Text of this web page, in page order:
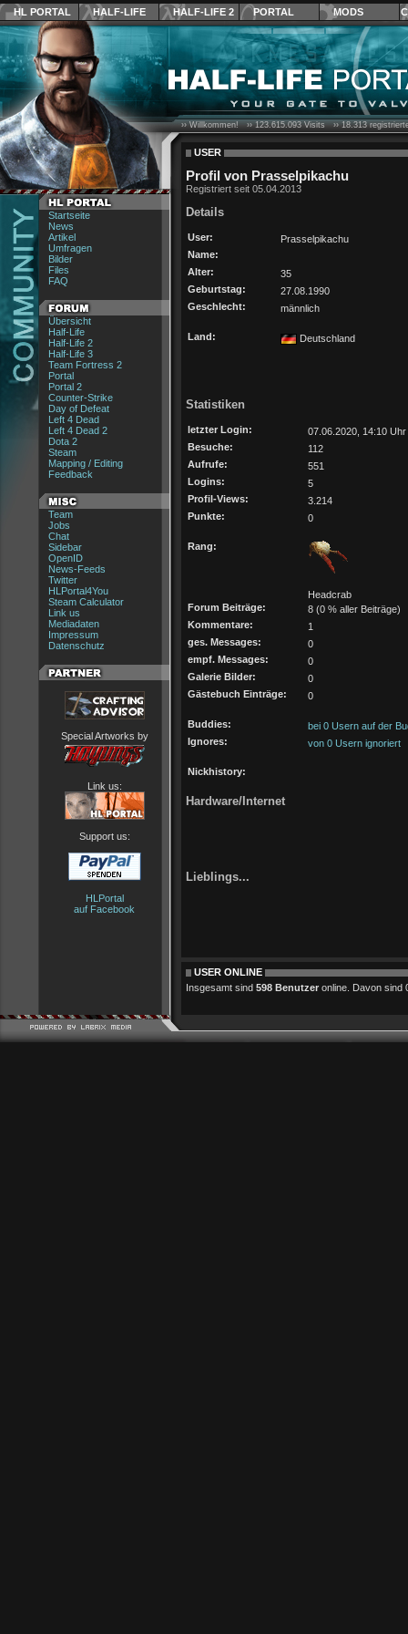
HL PORTAL HALF-LIFE HALF-LIFE 2 PORTAL MODS
Startseite
News
Artikel
Umfragen
Bilder
Files
FAQ
Übersicht
Half-Life
Half-Life 2
Half-Life 3
Team Fortress 2
Portal
Portal 2
Counter-Strike
Day of Defeat
Left 4 Dead
Left 4 Dead 2
Dota 2
Steam
Mapping / Editing
Feedback
Team
Jobs
Chat
Sidebar
OpenID
News-Feeds
Twitter
HLPortal4You
Steam Calculator
Link us
Mediadaten
Impressum
Datenschutz
Special Artworks by
Link us:
Support us:
HLPortal
auf Facebook
›› Willkommen! ››123.615.093Visits ››18.313
USER
Profil von Prasselpikachu
Registriert seit 05.04.2013
Details
User:
Prasselpikachu
Name:
Alter:
35
Geburtstag:
27.08.1990
Geschlecht:
männlich
Land: Deutschland
Statistiken
letzter Login:
07.06.2020, 14:10 Uhr
Besuche:
112
Aufrufe:
551
Logins:
5
Profil-Views:
3.214
Punkte:
0
Rang:
Headcrab
Forum Beiträge:
8 (0 % aller Beiträge)
Kommentare:
1
ges. Messages:
0
empf. Messages:
0
Galerie Bilder:
0
Gästebuch Einträge:
0
Buddies:
bei 0 Usern auf der
Ignores:
von 0 Usern ignoriert
Nickhistory:
Hardware/Internet
Lieblings...
USER ONLINE
Insgesamt sind 598 Benutzer online. Davon sind